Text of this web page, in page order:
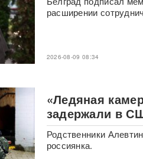
расширении
2026-08-09 08:34
«Ледяная
задержали в
Родственники
россиянка.